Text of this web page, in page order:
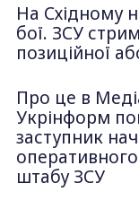
На Східному
бої. ЗСУ
позиційної
Про це в
Укрінформ
заступник
штабу ЗСУ